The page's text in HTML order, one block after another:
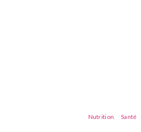
Nutrition Santé